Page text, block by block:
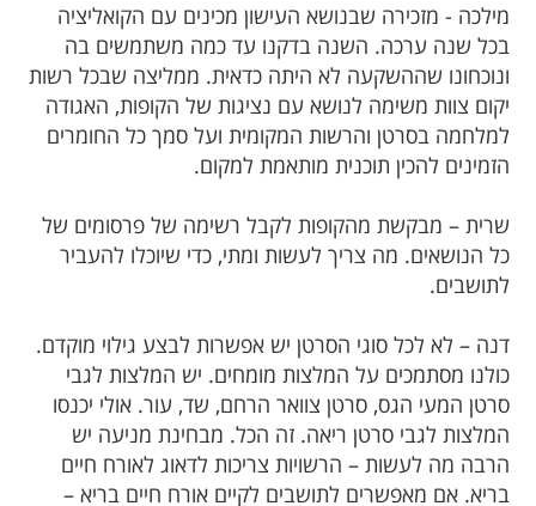
מילכה - מזכירה שבנושא העישון מכינים עם הקואליציה
בכל שנה ערכה. השנה בדקנו עד כמה משתמשים בה
ונוכחונו שההשקעה לא היתה כדאית. ממליצה שבכל רשות
יקום צוות משימה לנושא עם נציגות של הקופות, האגודה
למלחמה בסרטן והרשות המקומית ועל סמך כל החומרים
הזמינים להכין תוכנית מותאמת למקום.
שרית – מבקשת מהקופות לקבל רשימה של פרסומים של
כל הנושאים. מה צריך לעשות ומתי, כדי שיוכלו להעביר
לתושבים.
דנה – לא לכל סוגי הסרטן יש אפשרות לבצע גילוי מוקדם.
כולנו מסתמכים על המלצות מומחים. יש המלצות לגבי
סרטן המעי הגס, סרטן צוואר הרחם, שד, עור. אולי יכנסו
המלצות לגבי סרטן ריאה. זה הכל. מבחינת מניעה יש
הרבה מה לעשות – הרשויות צריכות לדאוג לאורח חיים
בריא. אם מאפשרים לתושבים לקיים אורח חיים בריא –